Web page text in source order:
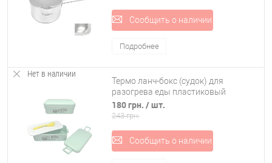
Сообщить о наличии
Подробнее
Нет в наличии
Термо ланч-бокс (судок) для
разогрева еды пластиковый
Stenson (R84896)
180 грн. / шт.
243 грн.
Сообщить о наличии